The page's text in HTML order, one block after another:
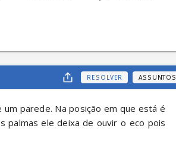
RESOLVER ASSUNTOS
um parede. Na posição em que está é
palmas ele deixa de ouvir o eco pois